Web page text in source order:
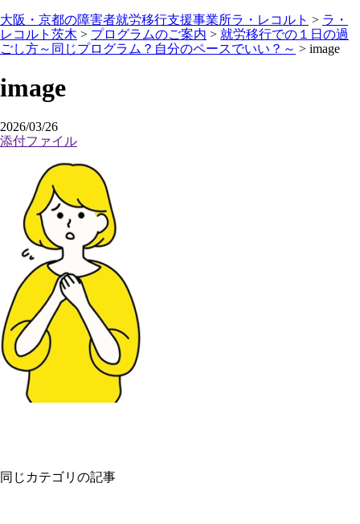
大阪・京都の障害者就労移行支援事業所ラ・レコルト > ラ・
レコルト茨木 > プログラムのご案内 > 就労移行での１日の過
ごし方～同じプログラム？自分のペースでいい？～ > image
image
2026/03/26
添付ファイル
同じカテゴリの記事